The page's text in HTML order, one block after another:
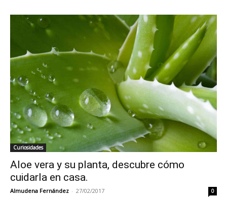
Curiosidades
Aloe vera y su planta, descubre cómo
cuidarla en casa.
Almudena Fernández - 27/02/2017 0